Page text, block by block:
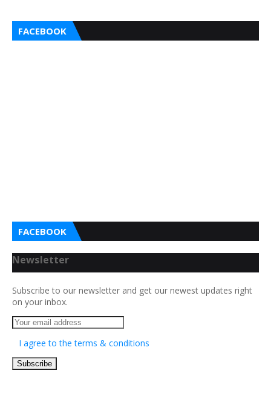
FACEBOOK
FACEBOOK
Newsletter
Subscribe to our newsletter and get our newest updates right
on your inbox.
I agree to the terms & conditions